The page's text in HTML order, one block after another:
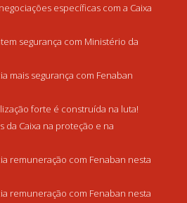
específicas com a Caixa
segurança com Ministério da
mais segurança com Fenaban
forte é construída na luta!
da Caixa na proteção e na
remuneração com Fenaban nesta
remuneração com Fenaban nesta